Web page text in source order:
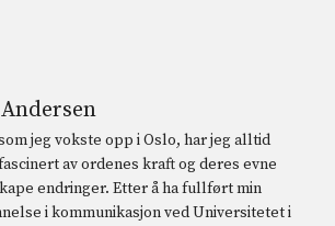
jeg vokste opp i Oslo, har jeg alltid
av ordenes kraft og deres evne
endringer. Etter å ha fullført min
i kommunikasjon ved Universitetet i